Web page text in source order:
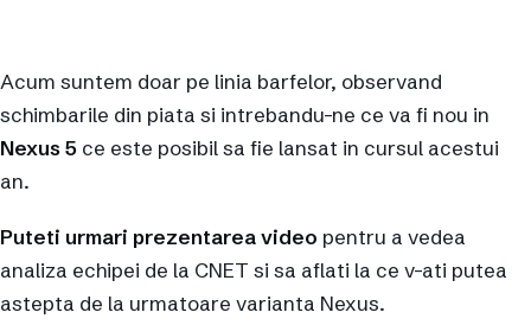
Acum suntem doar pe linia barfelor, observand
schimbarile din piata si intrebandu-ne ce va fi nou in
Nexus 5 ce este posibil sa fie lansat in cursul acestui
an.
Puteti urmari prezentarea video pentru a vedea
analiza echipei de la CNET si sa aflati la ce v-ati putea
astepta de la urmatoare varianta Nexus.